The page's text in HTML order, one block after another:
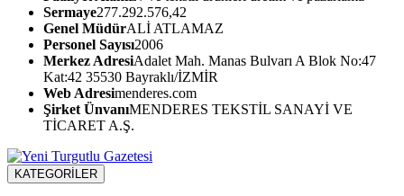
Sermaye277.292.576,42
Genel MüdürALİ ATLAMAZ
Personel Sayısı2006
Merkez AdresiAdalet Mah. Manas Bulvarı A Blok No:47
Kat:42 35530 Bayraklı/İZMİR
Web Adresimenderes.com
Şirket ÜnvanıMENDERES TEKSTİL SANAYİ VE
TİCARET A.Ş.
KATEGORİLER